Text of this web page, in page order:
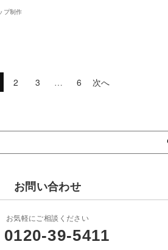
プ制作
2 3 … 6 次へ
お問い合わせ
お気軽にご相談ください
39-5411